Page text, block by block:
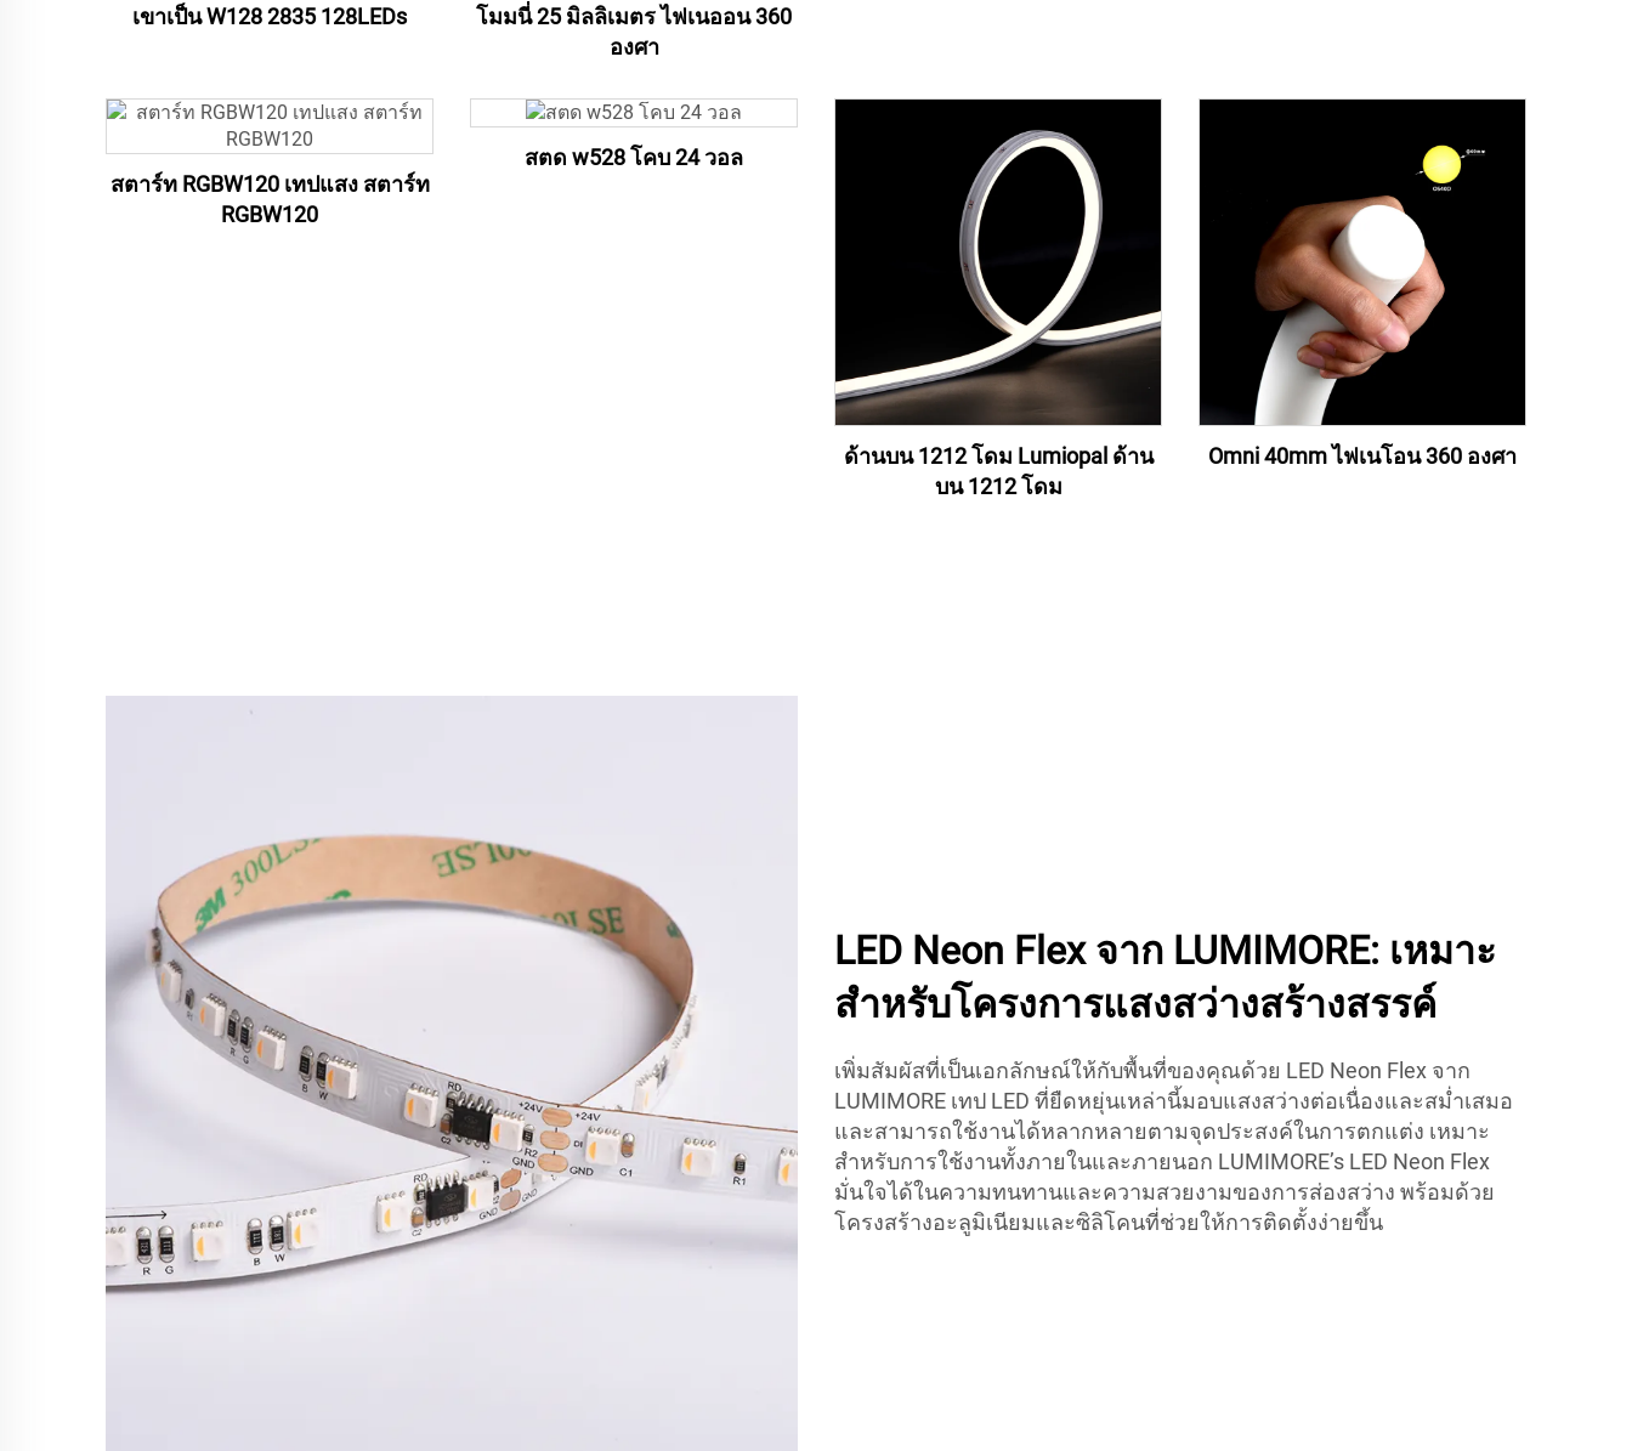
เขาเป็น W128 2835 128LEDs
โมมนี่ 25 มิลลิเมตร ไฟเนออน 360
องศา
สตาร์ท RGBW120 เทปแสง สตาร์ท
RGBW120
สตด w528 โคบ 24 วอล
ด้านบน 1212 โดม Lumiopal ด้าน
บน 1212 โดม
Omni 40mm ไฟเนโอน 360 องศา
LED Neon Flex จาก LUMIMORE: เหมาะ
สำหรับโครงการแสงสว่างสร้างสรรค์
เพิ่มสัมผัสที่เป็นเอกลักษณ์ให้กับพื้นที่ของคุณด้วย LED Neon Flex จาก
LUMIMORE เทป LED ที่ยืดหยุ่นเหล่านี้มอบแสงสว่างต่อเนื่องและสม่ำเสมอ
และสามารถใช้งานได้หลากหลายตามจุดประสงค์ในการตกแต่ง เหมาะ
สำหรับการใช้งานทั้งภายในและภายนอก LUMIMORE’s LED Neon Flex
มั่นใจได้ในความทนทานและความสวยงามของการส่องสว่าง พร้อมด้วย
โครงสร้างอะลูมิเนียมและซิลิโคนที่ช่วยให้การติดตั้งง่ายขึ้น